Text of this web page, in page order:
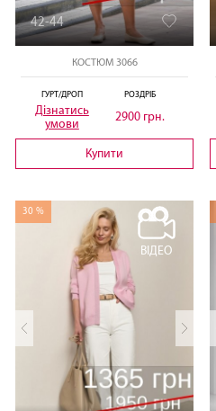
42-44
КОСТЮМ 3066
ГУРТ/ДРОП
Дізнатись
умови
РОЗДРІБ
2900 грн.
Купити
30 %
ВІДЕО